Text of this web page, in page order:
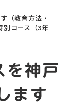
（教育方法・
別コース（3年
を神戸
ます